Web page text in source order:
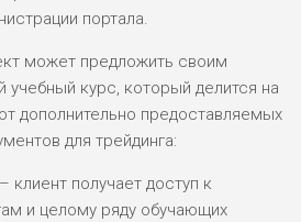
портала.
может предложить своим
учебный курс, который делится на
дополнительно предоставляемых
для трейдинга:
клиент получает доступ к
и целому ряду обучающих